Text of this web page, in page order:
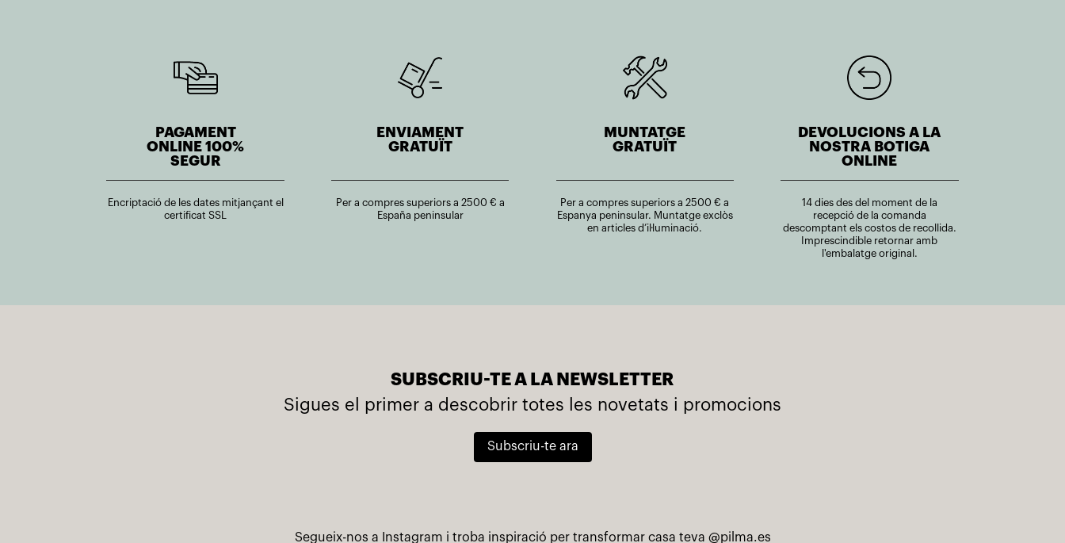
PAGAMENT
ONLINE 100%
SEGUR
Encriptació de les dates mitjançant el
certificat SSL
ENVIAMENT
GRATUÏT
Per a compres superiors a 2500 € a
España peninsular
MUNTATGE
GRATUÏT
Per a compres superiors a 2500 € a
Espanya peninsular. Muntatge exclòs
en articles d’il·luminació.
DEVOLUCIONS A LA
NOSTRA BOTIGA
ONLINE
14 dies des del moment de la
recepció de la comanda
descomptant els costos de recollida.
Imprescindible retornar amb
l'embalatge original.
SUBSCRIU-TE A LA NEWSLETTER
Sigues el primer a descobrir totes les novetats i promocions
Subscriu-te ara
Segueix-nos a Instagram i troba inspiració per transformar casa teva @pilma.es